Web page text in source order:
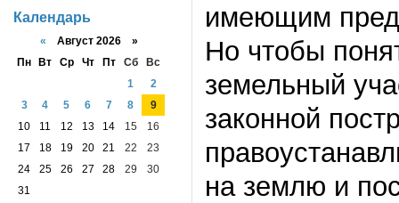
имеющим
Но чтобы
земельный
законной
на землю и
Календарь
« Август 2026 »
Пн
Вт Ср Чт Пт Сб
Вс
1
2
3
4 5 6 7 8
9
10
11 12 13 14 15
16
17
18 19 20 21 22
23
24
25 26 27 28 29
30
31